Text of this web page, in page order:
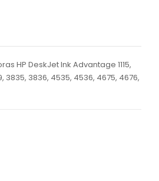
HP DeskJet Ink Advantage 1115,
3835, 3836, 4535, 4536, 4675, 4676,